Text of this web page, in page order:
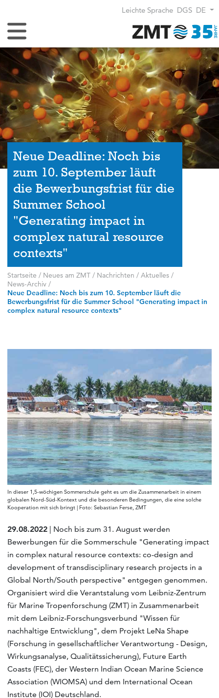
Leichte Sprache DGS DE
Navigation umschalten
Neue Deadline: Noch bis
zum 10. September läuft
die Bewerbungsfrist für die
Summer School
"Generating impact in
complex natural resource
contexts"
Startseite / Neues am ZMT / Nachrichten / Aktuelles /
News-Archiv /
Neue Deadline: Noch bis zum 10. September läuft die
Bewerbungsfrist für die Summer School "Generating impact in
complex natural resource contexts"
In dieser 1,5-wöchigen Sommerschule geht es um die Zusammenarbeit in einem
globalen Nord-Süd-Kontext und die besonderen Bedingungen, die eine solche
Kooperation mit sich bringt | Foto: Sebastian Ferse, ZMT
29.08.2022 | Noch bis zum 31. August werden
Bewerbungen für die Sommerschule "Generating impact
in complex natural resource contexts: co-design and
development of transdisciplinary research projects in a
Global North/South perspective" entgegen genommen.
Organisiert wird die Verantstalung vom Leibniz-Zentrum
für Marine Tropenforschung (ZMT) in Zusammenarbeit
mit dem Leibniz-Forschungsverbund "Wissen für
nachhaltige Entwicklung", dem Projekt LeNa Shape
(Forschung in gesellschaftlicher Verantwortung - Design,
Wirkungsanalyse, Qualitätssicherung), Future Earth
Coasts (FEC), der Western Indian Ocean Marine Science
Association (WIOMSA) und dem International Ocean
Institute (IOI) Deutschland.